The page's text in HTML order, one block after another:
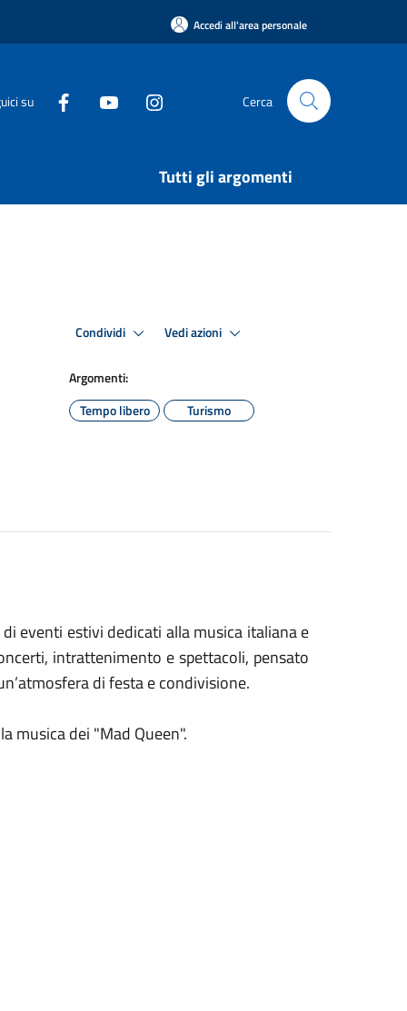
Accedi all'area personale
su Cerca
Tutti gli argomenti
Condividi Vedi azioni
Argomenti:
Tempo libero
Turismo
eventi estivi dedicati alla musica italiana e
intrattenimento e spettacoli, pensato
di festa e condivisione.
musica dei "Mad Queen".